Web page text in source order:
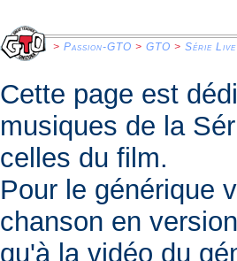
> Passion-GTO > GTO > Série Live
Cette page est
musiques de la
celles du film.
Pour le générique
chanson en
qu'à la vidéo du